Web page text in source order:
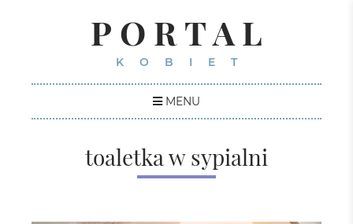
PORTAL
KOBIET
MENU
toaletka w sypialni